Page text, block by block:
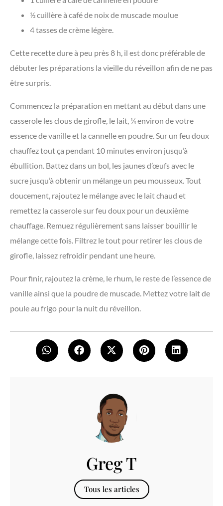
½ cuillère à café de noix de muscade moulue
4 tasses de crème légère.
Cette recette dure à peu près 8 h, il est donc préférable de
débuter les préparations la vieille du réveillon afin de ne pas
être surpris.
Commencez la préparation en mettant au début dans une
casserole les clous de girofle, le lait, ¼ environ de votre
essence de vanille et la cannelle en poudre. Sur un feu doux
chauffez tout ça pendant 10 minutes environ jusqu’à
ébullition. Battez dans un bol, les jaunes d’œufs avec le
sucre jusqu’à obtenir un mélange un peu mousseux. Tout
doucement, rajoutez le mélange avec le lait chaud et
remettez la casserole sur feu doux pour un deuxième
chauffage. Remuez régulièrement sans laisser bouillir le
mélange cette fois. Filtrez le tout pour retirer les clous de
girofle, laissez refroidir pendant une heure.
Pour finir, rajoutez la crème, le rhum, le reste de l’essence de
vanille ainsi que la poudre de muscade. Mettez votre lait de
poule au frigo pour la nuit du réveillon.
Greg T
Tous les articles